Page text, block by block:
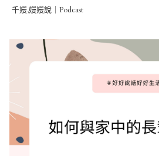
千嫚,嫚嫚說｜Podcast